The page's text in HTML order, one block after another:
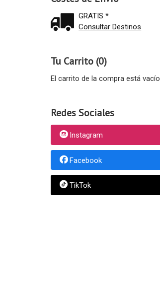
GRATIS *
Consultar Destinos
Tu Carrito (0)
El carrito de la compra está vacío
Redes Sociales
Instagram
Facebook
TikTok